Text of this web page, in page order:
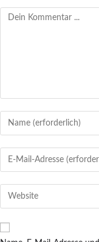
Kommentieren
Gib
deinen
Namen
oder
zum
Kommentieren
ein
Gib
deine
E-
Mail-
zum
Gib
deine
Website-